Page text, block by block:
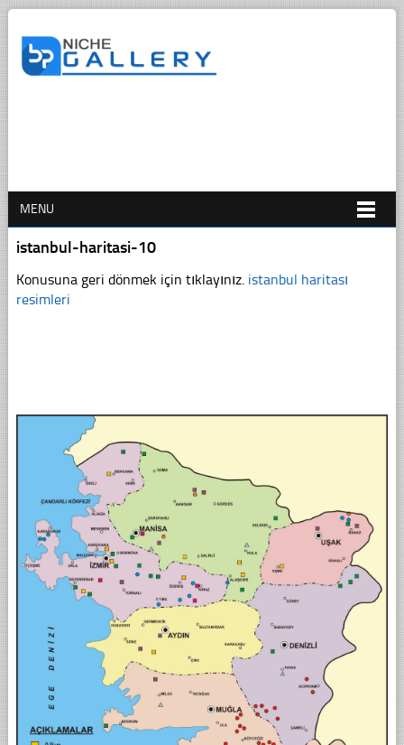
MENU
istanbul-haritasi-10
Konusuna geri dönmek için tıklayınız. istanbul haritası
resimleri